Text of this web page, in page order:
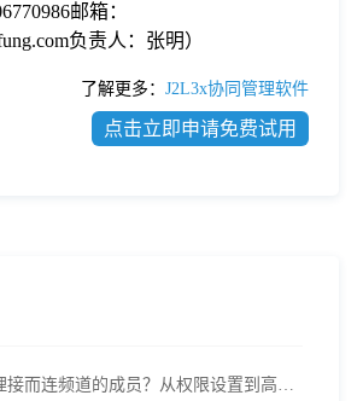
邮箱：
负责人：张明）
了解更多： J2L3x协同管理软件
点击立即申请免费试用
如何轻松管理接而连频道的成员？从权限设置到高效协作全指南